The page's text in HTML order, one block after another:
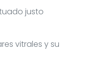
justo
vitrales y su